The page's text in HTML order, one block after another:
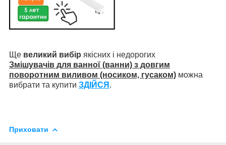
Ще великий вибір якісних і недорогих
Змішувачів для ванної (ванни) з довгим
поворотним виливом (носиком, гусаком) можна
вибрати та купити ЗДІЙСЯ .
Приховати